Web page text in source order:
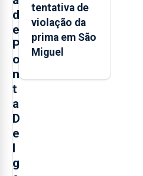
d
e
P
o
n
t
a
D
e
l
g
tentativa de
violação da
prima em São
Miguel